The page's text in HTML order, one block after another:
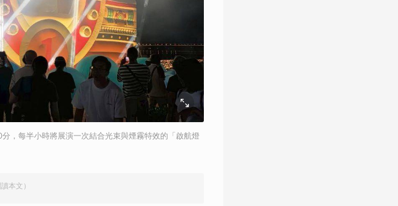
，每半小時將展演一次結合光束與煙霧特效的「啟航燈
本文）